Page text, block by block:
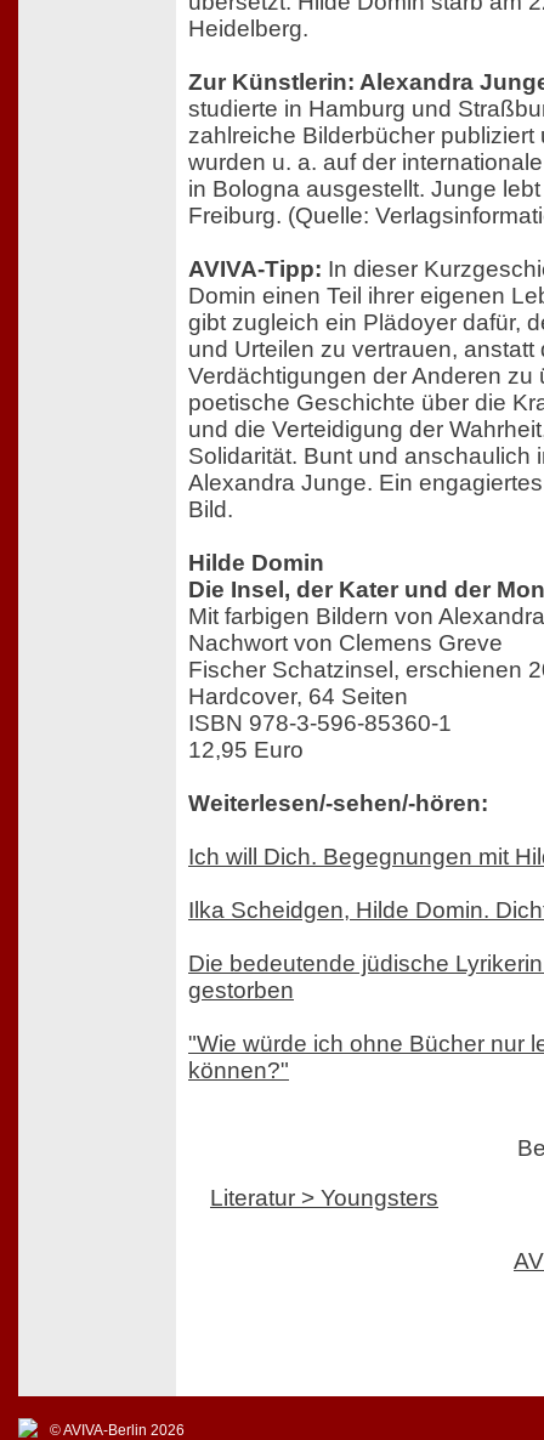
Heidelberg.
Zur Künstlerin: Alexandra
studierte in Hamburg und
zahlreiche Bilderbücher publiziert
wurden u. a. auf der
in Bologna ausgestellt. Junge
Freiburg. (Quelle:
AVIVA-Tipp: In dieser
Domin einen Teil ihrer eigenen
gibt zugleich ein Plädoyer dafür,
und Urteilen zu vertrauen, anstatt
Verdächtigungen der Anderen zu
poetische Geschichte über die
und die Verteidigung der
Solidarität. Bunt und anschaulich
Alexandra Junge. Ein
Bild.
Hilde Domin
Die Insel, der Kater und der
Mit farbigen Bildern von
Nachwort von Clemens Greve
Fischer Schatzinsel, erschienen
Hardcover, 64 Seiten
ISBN 978-3-596-85360-1
12,95 Euro
Weiterlesen/-sehen/-hören:
Ich will Dich. Begegnungen mit
Ilka Scheidgen, Hilde Domin.
Die bedeutende jüdische
gestorben
"Wie würde ich ohne Bücher nur
können?"
Literatur > Youngsters
© AVIVA-Berlin 2026